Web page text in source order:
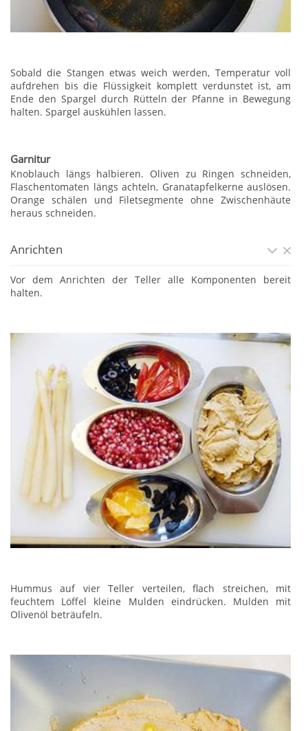
Sobald die Stangen etwas weich werden, Temperatur voll
aufdrehen bis die Flüssigkeit komplett verdunstet ist, am
Ende den Spargel durch Rütteln der Pfanne in Bewegung
halten. Spargel auskühlen lassen.
Garnitur
Knoblauch längs halbieren. Oliven zu Ringen schneiden,
Flaschentomaten längs achteln, Granatapfelkerne auslösen.
Orange schälen und Filetsegmente ohne Zwischenhäute
heraus schneiden.
Anrichten
Vor dem Anrichten der Teller alle Komponenten bereit
halten.
Hummus auf vier Teller verteilen, flach streichen, mit
feuchtem Löffel kleine Mulden eindrücken. Mulden mit
Olivenöl beträufeln.